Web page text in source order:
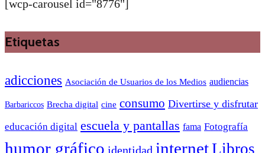
[wcp-carousel id="8776"]
Etiquetas
adicciones Asociación de Usuarios de los Medios audiencias
Barbariccos Brecha digital cine consumo Divertirse y disfrutar
educación digital escuela y pantallas fama Fotografía
humor gráfico identidad internetLibros